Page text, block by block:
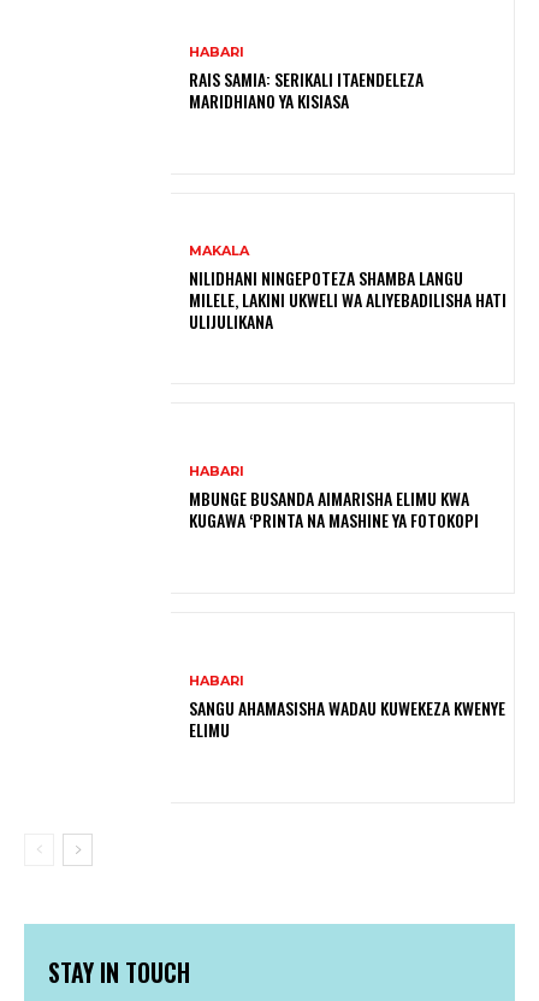
HABARI
RAIS SAMIA: SERIKALI ITAENDELEZA
MARIDHIANO YA KISIASA
MAKALA
NILIDHANI NINGEPOTEZA SHAMBA LANGU
MILELE, LAKINI UKWELI WA ALIYEBADILISHA HATI
ULIJULIKANA
HABARI
MBUNGE BUSANDA AIMARISHA ELIMU KWA
KUGAWA ‘PRINTA NA MASHINE YA FOTOKOPI
HABARI
SANGU AHAMASISHA WADAU KUWEKEZA KWENYE
ELIMU
STAY IN TOUCH